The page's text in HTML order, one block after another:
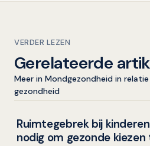
VERDER LEZEN
Gerelateerde
Meer in Mondgezondheid in
gezondheid
Kinderen en mondgezondheid
Ruimtegebrek bij
nodig om gezonde